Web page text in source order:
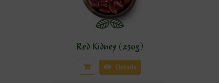
Red Kidney (250g)
Details